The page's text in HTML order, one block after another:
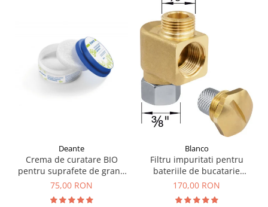
Deante
Crema de curatare BIO
pentru suprafete de granit
Deante 250 ml
75,00 RON
Blanco
Filtru impuritati pentru
bateriile de bucatarie
Blanco
170,00 RON